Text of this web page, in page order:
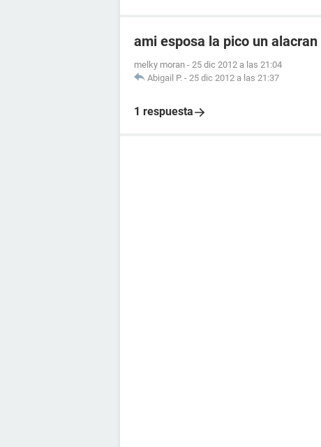
ami esposa la pico un
melky moran - 25 dic 2012 a las 21:04
Abigail P. - 25 dic 2012 a las 21:37
1 respuesta